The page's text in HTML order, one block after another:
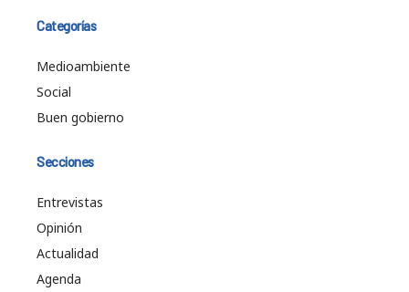
Categorías
Medioambiente
Social
Buen gobierno
Secciones
Entrevistas
Opinión
Actualidad
Agenda